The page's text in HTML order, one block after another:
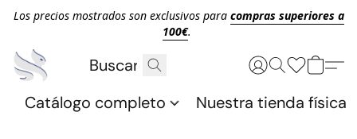
Los precios mostrados son exclusivos para compras superiores a
100€.
Catálogo completo Nuestra tienda física